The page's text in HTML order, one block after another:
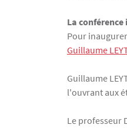
La
Pour
Guillaume
Guillaume
l'ouvrant aux
Le professeur